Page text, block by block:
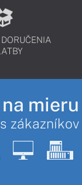
mieru
zákazníkov